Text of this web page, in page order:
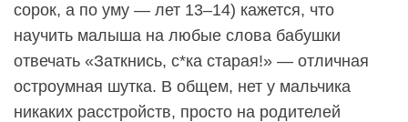
сорок, а по уму — лет 13–14) кажется, что
научить малыша на любые слова бабушки
отвечать «Заткнись, с*ка старая!» — отличная
остроумная шутка. В общем, нет у мальчика
никаких расстройств, просто на родителей